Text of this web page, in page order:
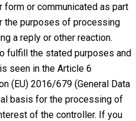
form or communicated as part
the purposes of processing
a reply or other reaction.
fulfill the stated purposes and
seen in the Article 6
(EU) 2016/679 (General Data
basis for the processing of
of the controller. If you